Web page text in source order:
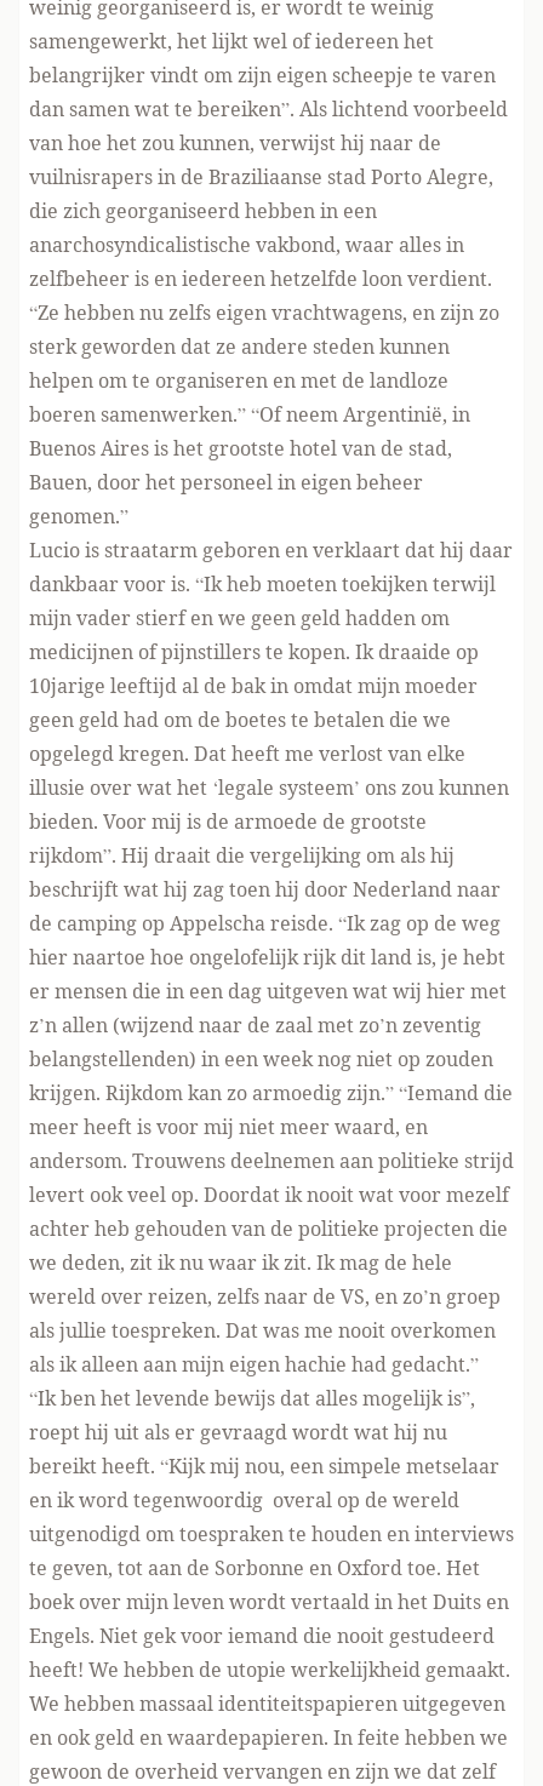
weinig georganiseerd is, er wordt te weinig
samengewerkt, het lijkt wel of iedereen het
belangrijker vindt om zijn eigen scheepje te varen
dan samen wat te bereiken”. Als lichtend voorbeeld
van hoe het zou kunnen, verwijst hij naar de
vuilnisrapers in de Braziliaanse stad Porto Alegre,
die zich georganiseerd hebben in een
anarchosyndicalistische vakbond, waar alles in
zelfbeheer is en iedereen hetzelfde loon verdient.
“Ze hebben nu zelfs eigen vrachtwagens, en zijn zo
sterk geworden dat ze andere steden kunnen
helpen om te organiseren en met de landloze
boeren samenwerken.” “Of neem Argentinië, in
Buenos Aires is het grootste hotel van de stad,
Bauen, door het personeel in eigen beheer
genomen.”
Lucio is straatarm geboren en verklaart dat hij daar
dankbaar voor is. “Ik heb moeten toekijken terwijl
mijn vader stierf en we geen geld hadden om
medicijnen of pijnstillers te kopen. Ik draaide op
10jarige leeftijd al de bak in omdat mijn moeder
geen geld had om de boetes te betalen die we
opgelegd kregen. Dat heeft me verlost van elke
illusie over wat het ‘legale systeem’ ons zou kunnen
bieden. Voor mij is de armoede de grootste
rijkdom”. Hij draait die vergelijking om als hij
beschrijft wat hij zag toen hij door Nederland naar
de camping op Appelscha reisde. “Ik zag op de weg
hier naartoe hoe ongelofelijk rijk dit land is, je hebt
er mensen die in een dag uitgeven wat wij hier met
z’n allen (wijzend naar de zaal met zo’n zeventig
belangstellenden) in een week nog niet op zouden
krijgen. Rijkdom kan zo armoedig zijn.” “Iemand die
meer heeft is voor mij niet meer waard, en
andersom. Trouwens deelnemen aan politieke strijd
levert ook veel op. Doordat ik nooit wat voor mezelf
achter heb gehouden van de politieke projecten die
we deden, zit ik nu waar ik zit. Ik mag de hele
wereld over reizen, zelfs naar de VS, en zo’n groep
als jullie toespreken. Dat was me nooit overkomen
als ik alleen aan mijn eigen hachie had gedacht.”
“Ik ben het levende bewijs dat alles mogelijk is”,
roept hij uit als er gevraagd wordt wat hij nu
bereikt heeft. “Kijk mij nou, een simpele metselaar
en ik word tegenwoordig overal op de wereld
uitgenodigd om toespraken te houden en interviews
te geven, tot aan de Sorbonne en Oxford toe. Het
boek over mijn leven wordt vertaald in het Duits en
Engels. Niet gek voor iemand die nooit gestudeerd
heeft! We hebben de utopie werkelijkheid gemaakt.
We hebben massaal identiteitspapieren uitgegeven
en ook geld en waardepapieren. In feite hebben we
gewoon de overheid vervangen en zijn we dat zelf